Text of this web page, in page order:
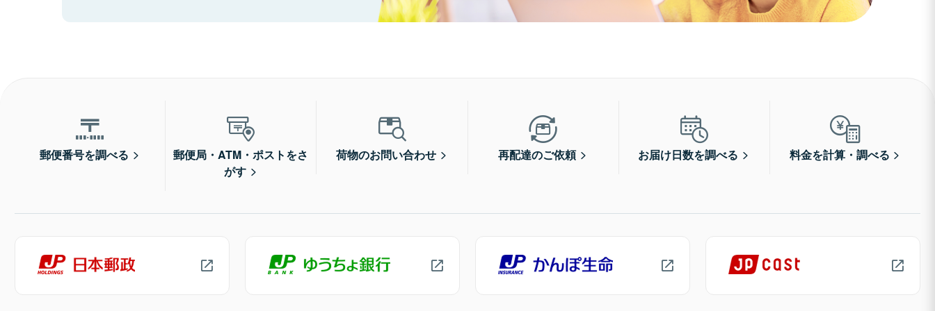
郵便番号を調べる
郵便局・ATM・ポストをさ
がす
荷物のお問い合わせ 再配達のご依頼 お届け日数を調べる 料金を計算・調べる